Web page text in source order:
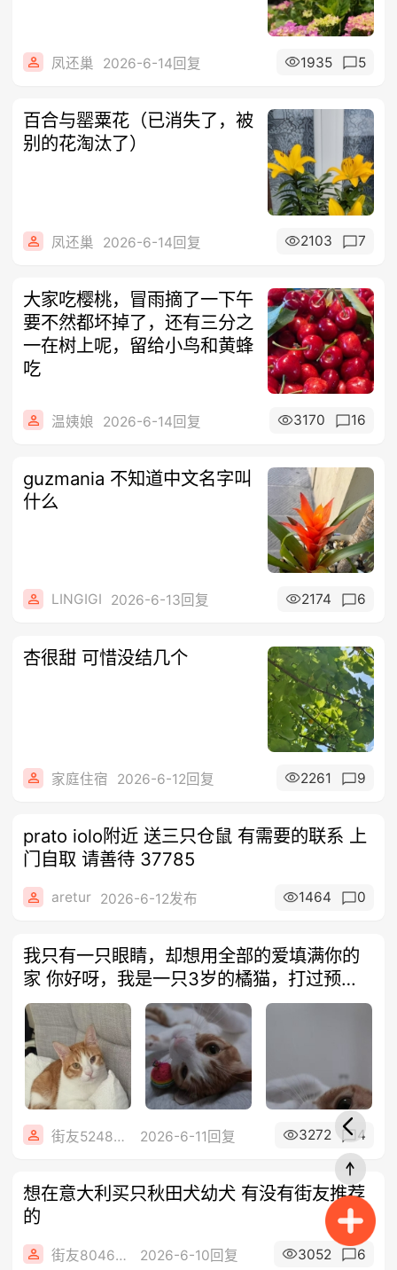
凤还巢 2026-6-14回复 1935 5
百合与罂粟花（已消失了，被
别的花淘汰了）
凤还巢 2026-6-14回复 2103 7
大家吃樱桃，冒雨摘了一下午
要不然都坏掉了，还有三分之
一在树上呢，留给小鸟和黄蜂
吃
温姨娘 2026-6-14回复 3170 16
guzmania 不知道中文名字叫
什么
LINGIGI 2026-6-13回复 2174 6
杏很甜 可惜没结几个
家庭住宿 2026-6-12回复 2261 9
prato iolo附近 送三只仓鼠 有需要的联系 上
门自取 请善待 37785
aretur 2026-6-12发布 1464 0
我只有一只眼睛，却想用全部的爱填满你的
家 你好呀，我是一只3岁的橘猫，打过预防
针
街友52483846 2026-6-11回复 3272 4
想在意大利买只秋田犬幼犬 有没有街友推荐
的
街友80461188 2026-6-10回复 3052 6